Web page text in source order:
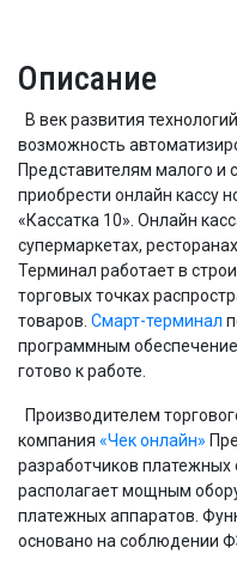
Описание
В век развития
возможность
Представителям малого и
приобрести онлайн кассу
«Кассатка 10». Онлайн
супермаркетах,
Терминал работает в
торговых точках
товаров. Смарт-терминал
программным
готово к работе.
Производителем
компания «Чек онлайн»
разработчиков
располагает мощным
платежных аппаратов.
основано на соблюдении